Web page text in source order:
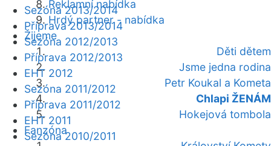
Reklamní nabídka
Hrdý partner - nabídka
Žijeme
Děti dětem
Jsme jedna rodina
Petr Koukal a Kometa
Chlapi ŽENÁM
Hokejová tombola
Fanzóna
Sezóna 2013/2014
Příprava 2013/2014
Sezóna 2012/2013
Příprava 2012/2013
EHT 2012
Sezóna 2011/2012
Příprava 2011/2012
EHT 2011
Sezóna 2010/2011